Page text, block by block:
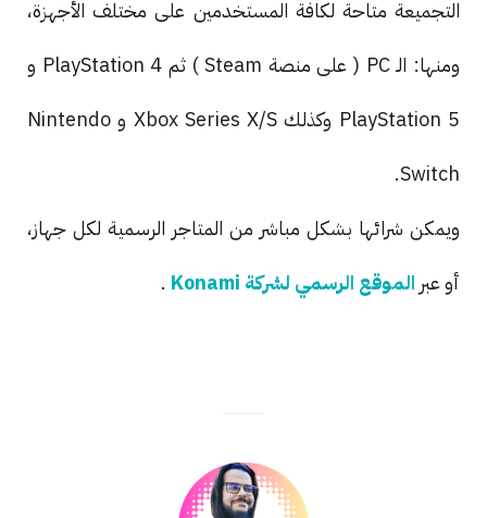
التجميعة متاحة لكافة المستخدمين على مختلف الأجهزة،
ومنها: الـ PC ( على منصة Steam ) ثم PlayStation 4 و
PlayStation 5 وكذلك Xbox Series X/S و Nintendo
Switch.
ويمكن شرائها بشكل مباشر من المتاجر الرسمية لكل جهاز،
أو عبر الموقع الرسمي لشركة Konami .